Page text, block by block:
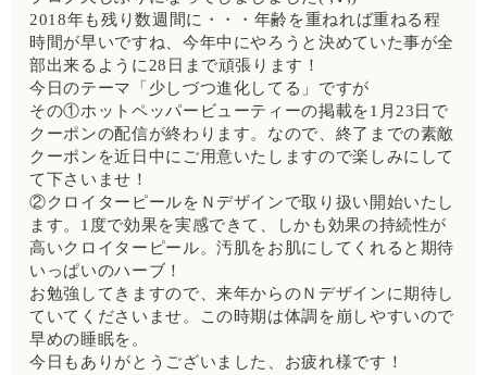
2018年も残り数週間に・・・年齢を重ねれば重ねる程
時間が早いですね、今年中にやろうと決めていた事が全
部出来るように28日まで頑張ります！
今日のテーマ「少しづつ進化してる」ですが
その①ホットペッパービューティーの掲載を1月23日で
クーポンの配信が終わります。なので、終了までの素敵
クーポンを近日中にご用意いたしますので楽しみにして
て下さいませ！
②クロイターピールをＮデザインで取り扱い開始いたし
ます。1度で効果を実感できて、しかも効果の持続性が
高いクロイターピール。汚肌をお肌にしてくれると期待
いっぱいのハーブ！
お勉強してきますので、来年からのＮデザインに期待し
ていてくださいませ。この時期は体調を崩しやすいので
早めの睡眠を。
今日もありがとうございました、お疲れ様です！